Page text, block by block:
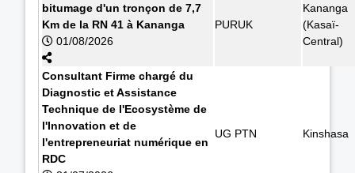
bitumage d'un tronçon de 7,7
Km de la RN 41 à Kananga
01/08/2026
PURUK
Kananga
(Kasaï-
Central)
Consultant Firme chargé du
Diagnostic et Assistance
Technique de l'Ecosystème de
l'Innovation et de
l'entrepreneuriat numérique en
RDC
UG PTN Kinshasa